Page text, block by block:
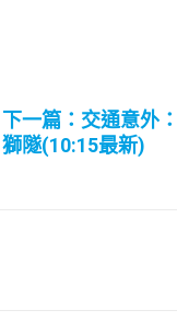
下一篇：交通意外
獅隧(10:15最新)